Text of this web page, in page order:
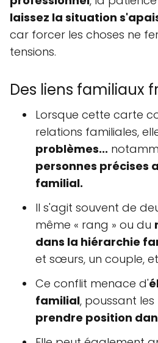
laissez la situation
car forcer les choses ne
tensions.
Des liens familiaux
Lorsque cette carte
relations familiales,
problèmes...
personnes précises
familial.
Il s'agit souvent de
même « rang » ou du
dans la hiérarchie
et sœurs, un couple,
Ce conflit menace d'
familial, poussant
prendre position